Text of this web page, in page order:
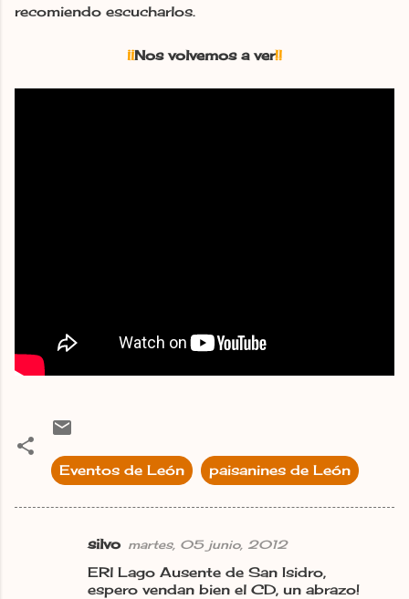
recomiendo escucharlos.
¡¡Nos volvemos a ver!!
Eventos de León paisanines de León
silvo martes, 05 junio, 2012
ERl Lago Ausente de San Isidro,
espero vendan bien el CD, un abrazo!